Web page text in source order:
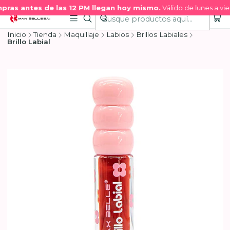
antes de las 12 PM llegan hoy mismo.Válido de lunes a
Inicio Tienda Maquillaje Labios
Brillos Labiales
Brillo Labial